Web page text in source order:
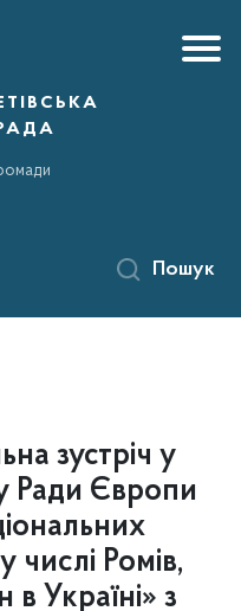
Пошук
зустріч у
Ради Європи
Ромів,
Україні» з